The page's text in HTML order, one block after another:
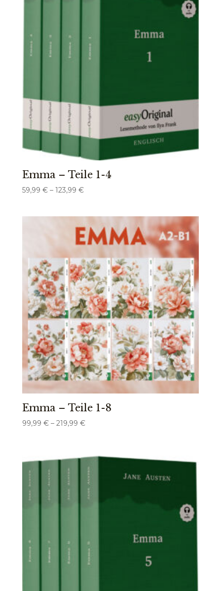
Emma – Teile 1-4
59,99 € – 123,99 €Preisspanne:
123,99 €
Emma – Teile 1-8
99,99 € – 219,99 €Preisspanne:
219,99 €